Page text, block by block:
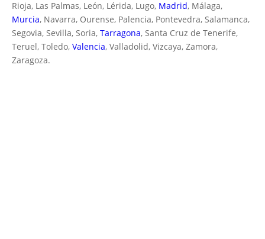
Rioja, Las Palmas, León, Lérida, Lugo, Madrid, Málaga,
Murcia, Navarra, Ourense, Palencia, Pontevedra, Salamanca,
Segovia, Sevilla, Soria, Tarragona, Santa Cruz de Tenerife,
Teruel, Toledo, Valencia, Valladolid, Vizcaya, Zamora,
Zaragoza.